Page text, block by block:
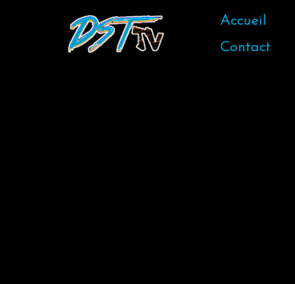
Accueil
Contact